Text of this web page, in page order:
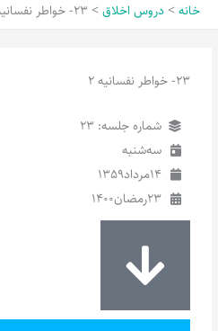
خانه دروس اخلاق 23- خواطر نفسانیه 2
23- خواطر نفسانیه 2
شماره جلسه: 23
سه‌شنبه
14مرداد1359
23رمضان1400